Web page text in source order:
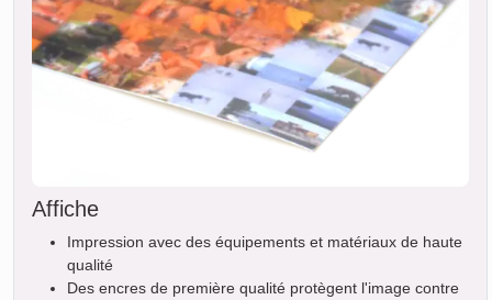
Affiche
Impression avec des équipements et matériaux de haute
qualité
Des encres de première qualité protègent l'image contre